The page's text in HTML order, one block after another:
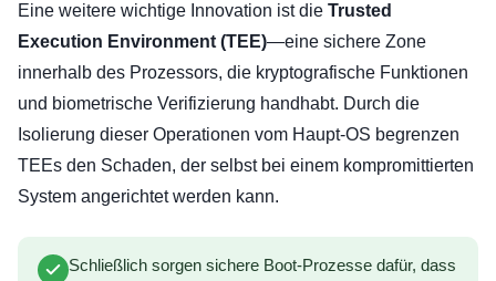
Eine weitere wichtige Innovation ist die Trusted
Execution Environment (TEE)—eine sichere Zone
innerhalb des Prozessors, die kryptografische Funktionen
und biometrische Verifizierung handhabt. Durch die
Isolierung dieser Operationen vom Haupt-OS begrenzen
TEEs den Schaden, der selbst bei einem kompromittierten
System angerichtet werden kann.
Schließlich sorgen sichere Boot-Prozesse dafür, dass